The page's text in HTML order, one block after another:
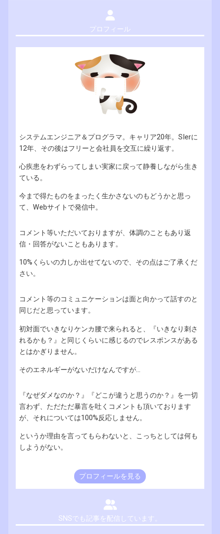
プロフィール
システムエンジニア＆プログラマ。キャリア20年。SIerに
12年、その後はフリーと会社員を交互に繰り返す。
心疾患をわずらってしまい実家に戻って静養しながら生き
ている。
今まで得たものをまったく生かさないのもどうかと思っ
て、Webサイトで発信中。
コメント等いただいておりますが、体調のこともあり返
信・回答がないこともあります。
10%くらいの力しか出せてないので、その点はご了承くだ
さい。
コメント等のコミュニケーションは面と向かって話すのと
同じだと思っています。
初対面でいきなりケンカ腰で来られると、『いきなり刺さ
れるかも？』と同じくらいに感じるのでレスポンスがある
とはかぎりません。
そのエネルギーがないだけなんですが...
『なぜダメなのか？』『どこが違うと思うのか？』を一切
言わず、ただただ暴言を吐くコメントも頂いております
が、それについては100%反応しません。
というか理由を言ってもらわないと、こっちとしては何も
しようがない。
プロフィールを見る
SNSでも記事を配信しています。